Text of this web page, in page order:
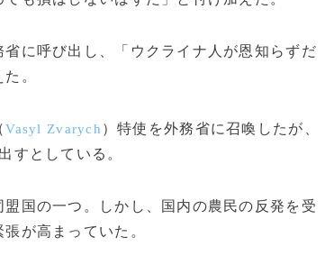
に呼び出し、「ウクライナ人が恩知らずだ
。
Vasyl Zvarych ）特使を外務省に召喚したが、
すとしている。
国の一つ。しかし、国内の農民の反発を受
が高まっていた。